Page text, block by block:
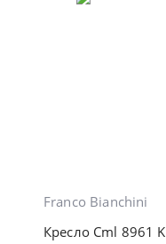
Franco Bianchini
Кресло Cml 8961 K